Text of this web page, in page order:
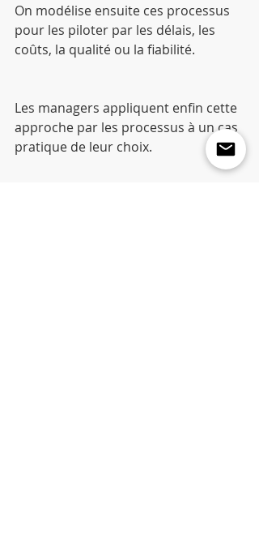
On modélise ensuite ces processus
pour les piloter par les délais, les
coûts, la qualité ou la fiabilité.
Les managers appliquent enfin cette
approche par les processus à un cas
pratique de leur choix.